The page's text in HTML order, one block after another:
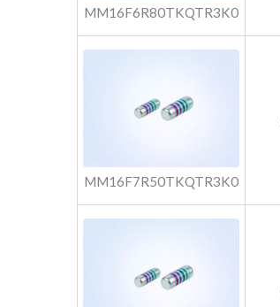
MM16F6R80TKQTR3K0
MM16F7R50TKQTR3K0